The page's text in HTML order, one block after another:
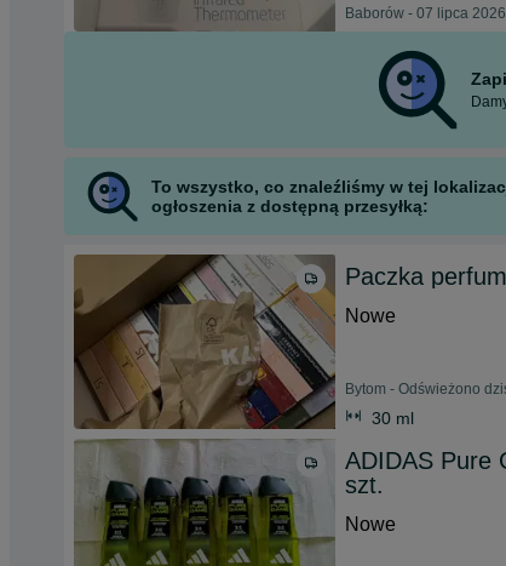
Baborów - 07 lipca 2026
To wszystko, co znaleźliśmy w tej
ogłoszenia z dostępną przesyłką:
Paczka
Nowe
Bytom - Odświeżono
30 ml
ADIDAS Pure
szt.
Nowe